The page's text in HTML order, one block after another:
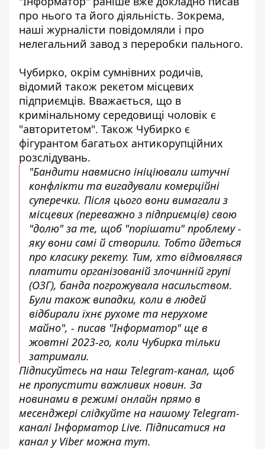
про нього та його діяльність. Зокрема,
наші журналісти повідомляли і про
нелегальний завод з переробки пального.
Чубирко, окрім сумнівних родичів,
відомий також рекетом місцевих
підприємців. Вважається, що в
кримінальному середовищі чоловік є
"авторитетом". Також Чубирко є
фігурантом багатьох антикорупційних
розслідувань.
"Бандити навмисно ініціювали штучні
конфлікти та вигадували комерційні
суперечки. Після цього вони вимагали з
місцевих (переважно з підприємців) свою
"долю" за те, щоб "порішати" проблему -
яку вони самі й створили. Тобто йдеться
про класику рекету. Тим, хто відмовлявся
платити організованій злочинній групі
(ОЗГ), банда погрожувала насильством.
Були також випадки, коли в людей
відбирали їхнє рухоме та нерухоме
майно", - писав "Інформатор" ще в
жовтні 2023-го, коли Чубирка тільки
затримали.
Підписуйтесь на наш Telegram-канал, щоб
не пропустити важливих новин. За
новинами в режимі онлайн прямо в
месенджері слідкуйте на нашому Telegram-
каналіІнформатор Live. Підписатися на
канал у Viber можна тут.